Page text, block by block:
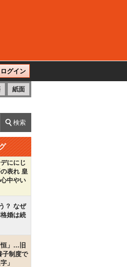
ログイン
紙面
ににじ
表れ 皇
中やい
？ なぜ
婚は続
恒」…旧
子制度で
」